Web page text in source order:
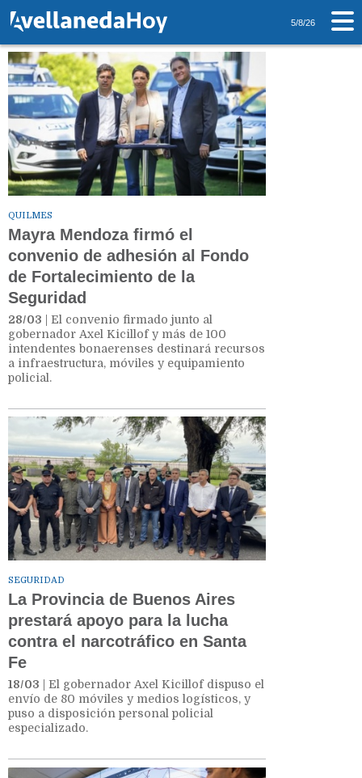
5/8/26
Tag: Patrulleros
QUILMES
Mayra Mendoza firmó el
convenio de adhesión al Fondo
de Fortalecimiento de la
Seguridad
28/03 | El convenio firmado junto al
gobernador Axel Kicillof y más de 100
intendentes bonaerenses destinará recursos
a infraestructura, móviles y equipamiento
policial.
SEGURIDAD
La Provincia de Buenos Aires
prestará apoyo para la lucha
contra el narcotráfico en Santa
Fe
18/03 | El gobernador Axel Kicillof dispuso el
envío de 80 móviles y medios logísticos, y
puso a disposición personal policial
especializado.